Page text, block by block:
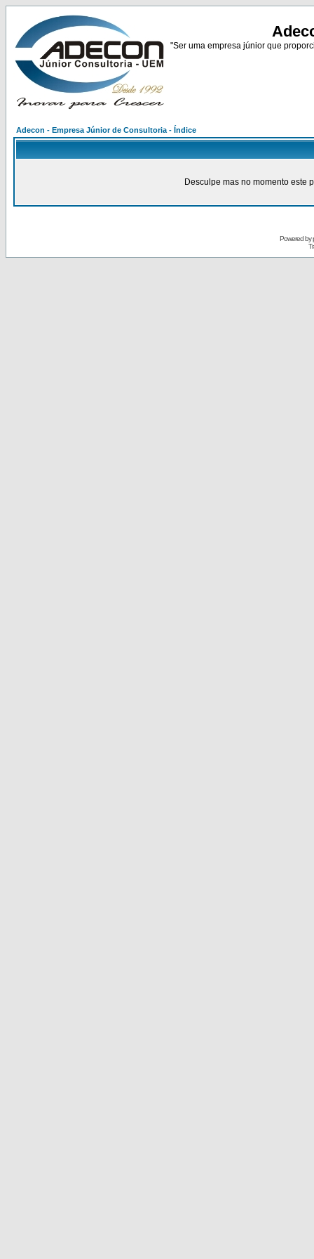
"Ser uma empresa júnior que
Adecon - Empresa Júnior de Consultoria - Índice
Desculpe mas no momento este
Powered by